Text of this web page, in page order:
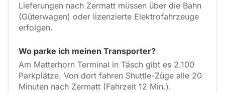
Lieferungen nach Zermatt müssen über die Bahn
(Güterwagen) oder lizenzierte Elektrofahrzeuge
erfolgen.
Wo parke ich meinen Transporter?
Am Matterhorn Terminal in Täsch gibt es 2.100
Parkplätze. Von dort fahren Shuttle-Züge alle 20
Minuten nach Zermatt (Fahrzeit 12 Min.).